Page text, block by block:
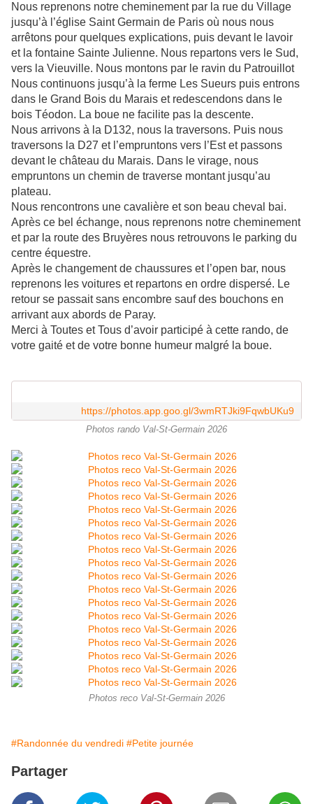
Nous reprenons notre cheminement par la rue du Village
jusqu’à l’église Saint Germain de Paris où nous nous
arrêtons pour quelques explications, puis devant le lavoir
et la fontaine Sainte Julienne. Nous repartons vers le Sud,
vers la Vieuville. Nous montons par le ravin du Patrouillot
Nous continuons jusqu’à la ferme Les Sueurs puis entrons
dans le Grand Bois du Marais et redescendons dans le
bois Téodon. La boue ne facilite pas la descente.
Nous arrivons à la D132, nous la traversons. Puis nous
traversons la D27 et l’empruntons vers l’Est et passons
devant le château du Marais. Dans le virage, nous
empruntons un chemin de traverse montant jusqu’au
plateau.
Nous rencontrons une cavalière et son beau cheval bai.
Après ce bel échange, nous reprenons notre cheminement
et par la route des Bruyères nous retrouvons le parking du
centre équestre.
Après le changement de chaussures et l’open bar, nous
reprenons les voitures et repartons en ordre dispersé. Le
retour se passait sans encombre sauf des bouchons en
arrivant aux abords de Paray.
Merci à Toutes et Tous d’avoir participé à cette rando, de
votre gaité et de votre bonne humeur malgré la boue.
https://photos.app.goo.gl/3wmRTJki9FqwbUKu9
Photos rando Val-St-Germain 2026
Photos reco Val-St-Germain 2026
#Randonnée du vendredi #Petite journée
Partager